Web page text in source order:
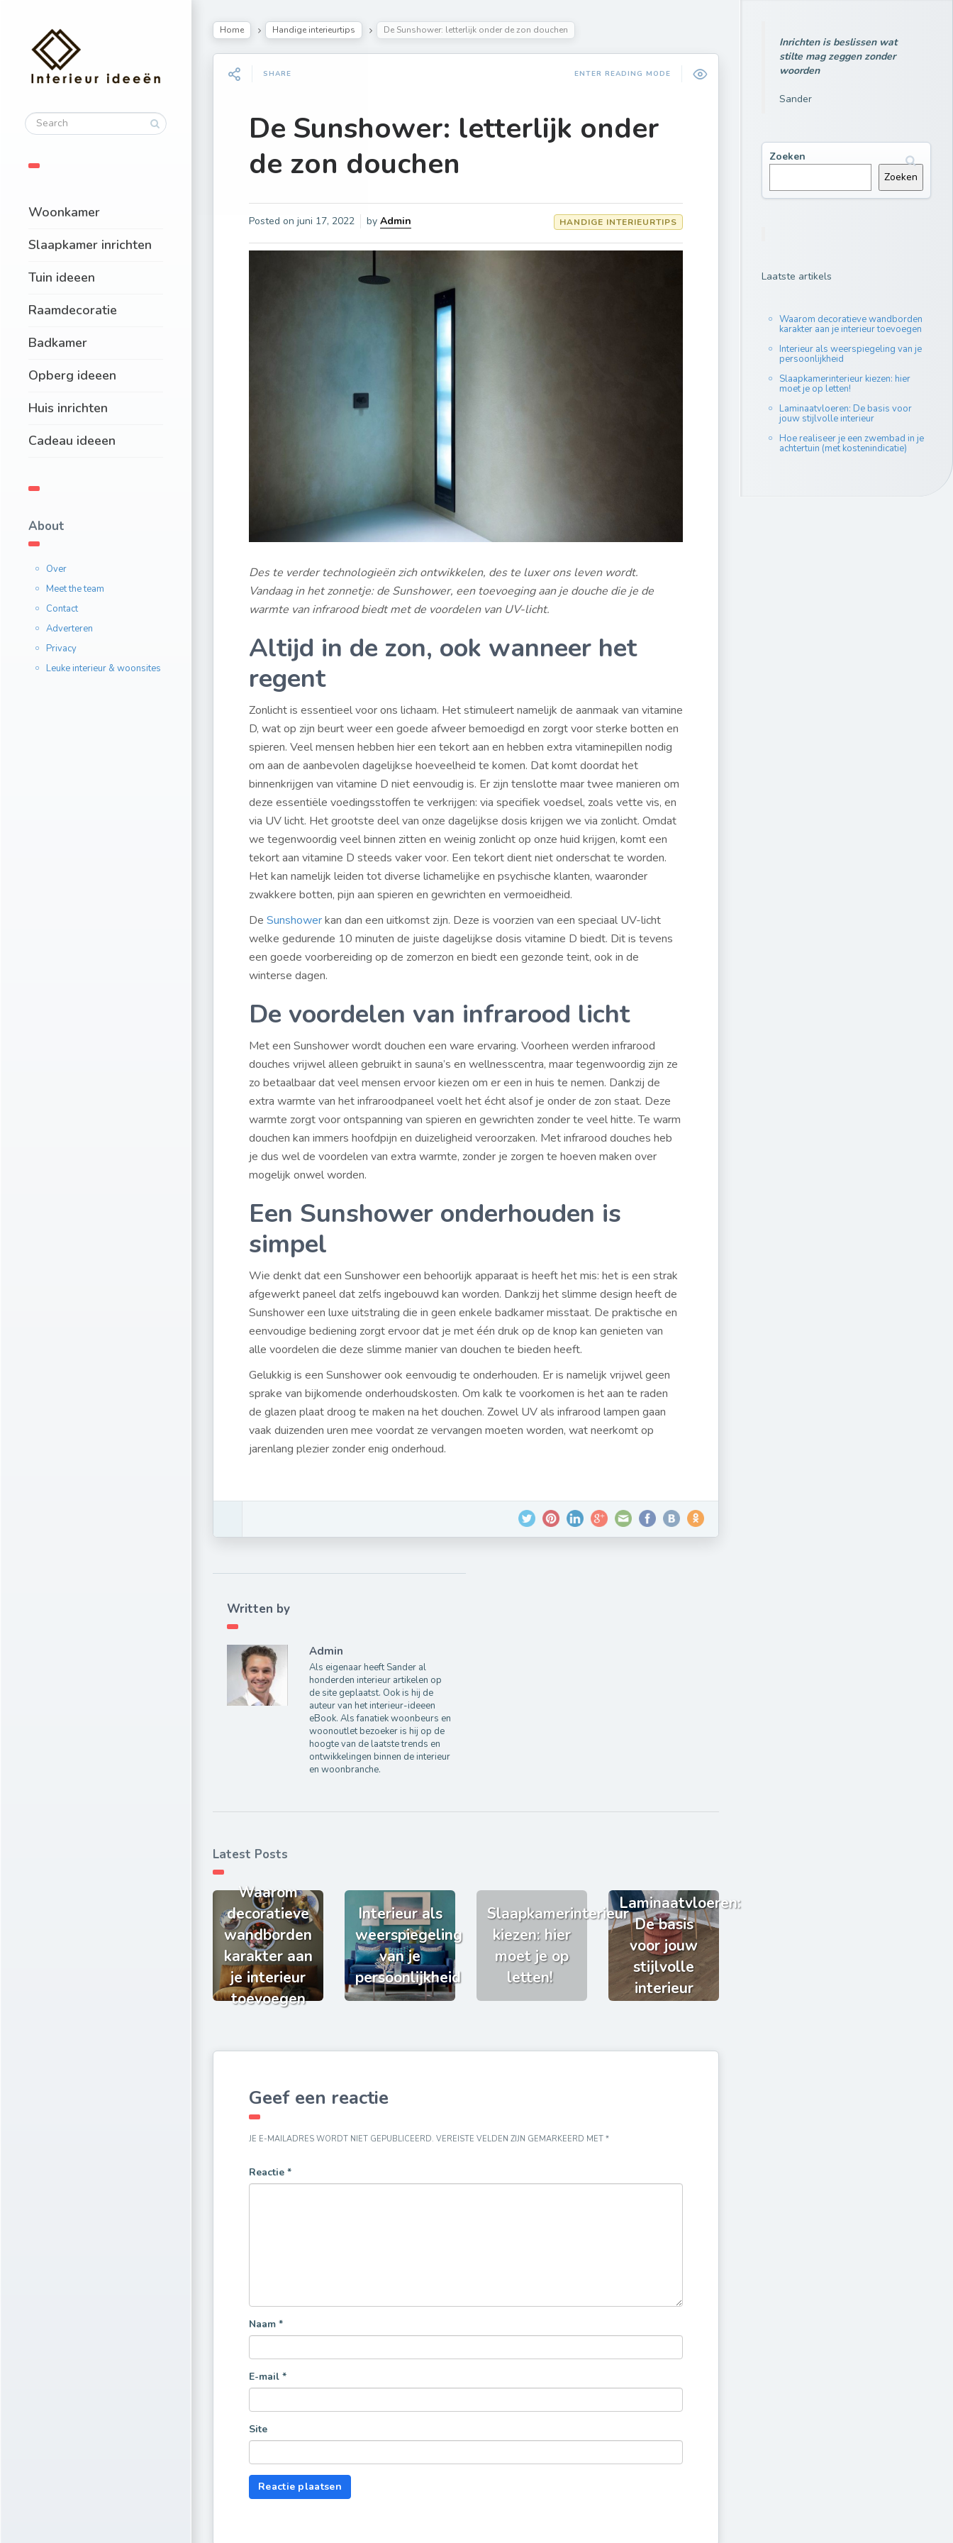
Woonkamer
Slaapkamer inrichten
Tuin ideeen
Raamdecoratie
Badkamer
Opberg ideeen
Huis inrichten
Cadeau ideeen
About
Over
Meet the team
Contact
Adverteren
Privacy
Leuke interieur & woonsites
Home Handige interieurtips De Sunshower: letterlijk onder de zon douchen
SHARE ENTER READING MODE
De Sunshower: letterlijk onder
de zon douchen
Posted on juni 17, 2022 by Admin HANDIGE INTERIEURTIPS
Des te verder technologieën zich ontwikkelen, des te luxer ons leven wordt.
Vandaag in het zonnetje: de Sunshower, een toevoeging aan je douche die je de
warmte van infrarood biedt met de voordelen van UV-licht.
Altijd in de zon, ook wanneer het
regent
Zonlicht is essentieel voor ons lichaam. Het stimuleert namelijk de aanmaak van vitamine
D, wat op zijn beurt weer een goede afweer bemoedigd en zorgt voor sterke botten en
spieren. Veel mensen hebben hier een tekort aan en hebben extra vitaminepillen nodig
om aan de aanbevolen dagelijkse hoeveelheid te komen. Dat komt doordat het
binnenkrijgen van vitamine D niet eenvoudig is. Er zijn tenslotte maar twee manieren om
deze essentiële voedingsstoffen te verkrijgen: via specifiek voedsel, zoals vette vis, en
via UV licht. Het grootste deel van onze dagelijkse dosis krijgen we via zonlicht. Omdat
we tegenwoordig veel binnen zitten en weinig zonlicht op onze huid krijgen, komt een
tekort aan vitamine D steeds vaker voor. Een tekort dient niet onderschat te worden.
Het kan namelijk leiden tot diverse lichamelijke en psychische klanten, waaronder
zwakkere botten, pijn aan spieren en gewrichten en vermoeidheid.
De Sunshowerkan dan een uitkomst zijn. Deze is voorzien van een speciaal UV-licht
welke gedurende 10 minuten de juiste dagelijkse dosis vitamine D biedt. Dit is tevens
een goede voorbereiding op de zomerzon en biedt een gezonde teint, ook in de
winterse dagen.
De voordelen van infrarood licht
Met een Sunshower wordt douchen een ware ervaring. Voorheen werden infrarood
douches vrijwel alleen gebruikt in sauna’s en wellnesscentra, maar tegenwoordig zijn ze
zo betaalbaar dat veel mensen ervoor kiezen om er een in huis te nemen. Dankzij de
extra warmte van het infraroodpaneel voelt het écht alsof je onder de zon staat. Deze
warmte zorgt voor ontspanning van spieren en gewrichten zonder te veel hitte. Te warm
douchen kan immers hoofdpijn en duizeligheid veroorzaken. Met infrarood douches heb
je dus wel de voordelen van extra warmte, zonder je zorgen te hoeven maken over
mogelijk onwel worden.
Een Sunshower onderhouden is
simpel
Wie denkt dat een Sunshower een behoorlijk apparaat is heeft het mis: het is een strak
afgewerkt paneel dat zelfs ingebouwd kan worden. Dankzij het slimme design heeft de
Sunshower een luxe uitstraling die in geen enkele badkamer misstaat. De praktische en
eenvoudige bediening zorgt ervoor dat je met één druk op de knop kan genieten van
alle voordelen die deze slimme manier van douchen te bieden heeft.
Gelukkig is een Sunshower ook eenvoudig te onderhouden. Er is namelijk vrijwel geen
sprake van bijkomende onderhoudskosten. Om kalk te voorkomen is het aan te raden
de glazen plaat droog te maken na het douchen. Zowel UV als infrarood lampen gaan
vaak duizenden uren mee voordat ze vervangen moeten worden, wat neerkomt op
jarenlang plezier zonder enig onderhoud.
Written by
Admin
Als eigenaar heeft Sander al
honderden interieur artikelen op
de site geplaatst. Ook is hij de
auteur van het interieur-ideeen
eBook. Als fanatiek woonbeurs en
woonoutlet bezoeker is hij op de
hoogte van de laatste trends en
ontwikkelingen binnen de interieur
en woonbranche.
Latest Posts
Waarom
decoratieve
wandborden
karakter aan
je interieur
toevoegen
Interieur als
weerspiegeling
van je
persoonlijkheid
Slaapkamerinterieur
kiezen: hier
moet je op
letten!
Laminaatvloeren:
De basis
voor jouw
stijlvolle
interieur
Geef een reactie
JE E-MAILADRES WORDT NIET GEPUBLICEERD. VEREISTE VELDEN ZIJN GEMARKEERD MET *
Reactie *
Naam *
E-mail *
Site
Inrichten is beslissen wat
stilte mag zeggen zonder
woorden
Sander
Zoeken
Zoeken
Laatste artikels
Waarom decoratieve wandborden
karakter aan je interieur toevoegen
Interieur als weerspiegeling van je
persoonlijkheid
Slaapkamerinterieur kiezen: hier
moet je op letten!
Laminaatvloeren: De basis voor
jouw stijlvolle interieur
Hoe realiseer je een zwembad in je
achtertuin (met kostenindicatie)